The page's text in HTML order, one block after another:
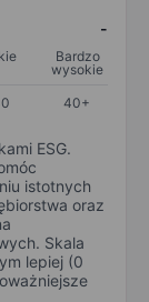
-
Bardzo
wysokie
40+
ESG.
istotnych
oraz
Skala
lepiej (0